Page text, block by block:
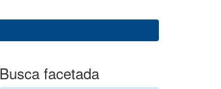
Busca facetada